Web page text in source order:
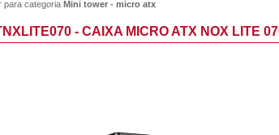
para categoria Mini tower - micro atx
- CAIXA MICRO ATX NOX LITE